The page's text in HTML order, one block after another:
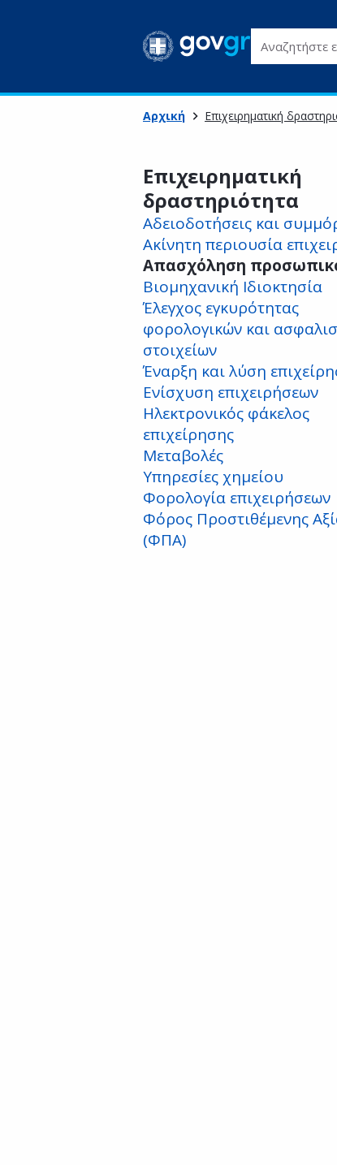
Αναζητήστε
Αρχική Επιχειρηματική
Επιχειρηματική
δραστηριότητα
Αδειοδοτήσεις και
Ακίνητη περιουσία
Απασχόληση
Βιομηχανική Ιδιοκτησία
Έλεγχος εγκυρότητας
φορολογικών και
στοιχείων
Έναρξη και λύση
Ενίσχυση επιχειρήσεων
Ηλεκτρονικός φάκελος
επιχείρησης
Μεταβολές
Υπηρεσίες χημείου
Φορολογία επιχειρήσεων
Φόρος Προστιθέμενης
(ΦΠΑ)